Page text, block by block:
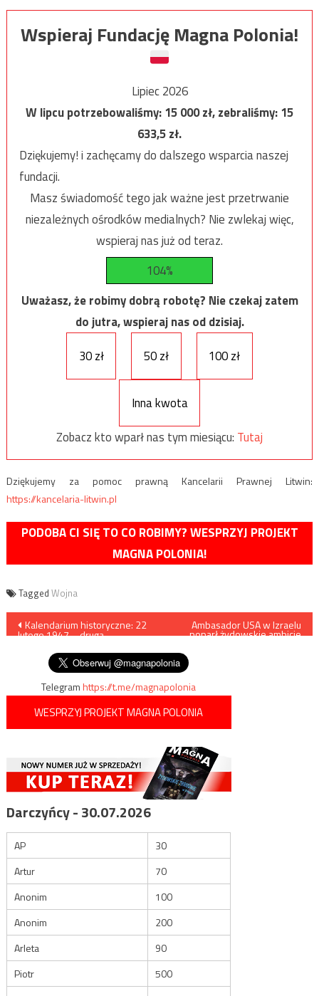
Wspieraj Fundację Magna Polonia!
Lipiec 2026
W lipcu potrzebowaliśmy:15 000zł, zebraliśmy:15
633,5zł.
Dziękujemy! i zachęcamy do dalszego wsparcia naszej
fundacji.
Masz świadomość tego jak ważne jest przetrwanie
niezależnych ośrodków medialnych? Nie zwlekaj więc,
wspieraj nas już od teraz.
104%
Uważasz, że robimy dobrą robotę? Nie czekaj zatem
do jutra, wspieraj nas od dzisiaj.
30 zł
50 zł 100 zł
Inna kwota
Zobacz kto wparł nas tym miesiącu: Tutaj
Dziękujemy za pomoc prawną Kancelarii Prawnej Litwin:
https://kancelaria-litwin.pl
PODOBA CI SIĘ TO CO ROBIMY? WESPRZYJ PROJEKT
MAGNA POLONIA!
Tagged Wojna
Nawigacja
wpisu
Kalendarium historyczne: 22
lutego 1947 – druga
Ambasador USA w Izraelu
poparł żydowskie ambicje
Telegramhttps://t.me/magnapolonia
WESPRZYJ PROJEKT MAGNA POLONIA
Darczyńcy - 30.07.2026
AP
30
Artur
70
Anonim
100
Anonim
200
Arleta
90
Piotr
500